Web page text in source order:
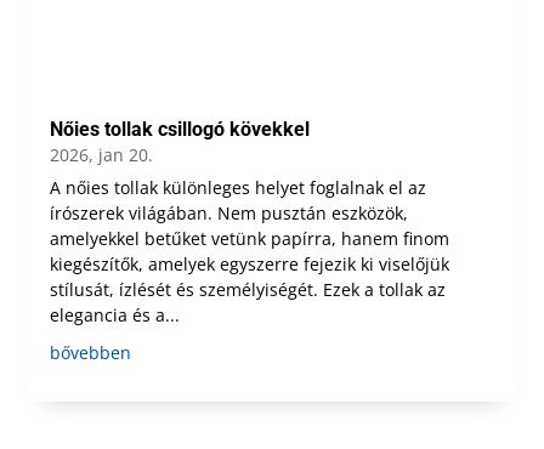
Nőies tollak csillogó kövekkel
2026, jan 20.
A nőies tollak különleges helyet foglalnak el az
írószerek világában. Nem pusztán eszközök,
amelyekkel betűket vetünk papírra, hanem finom
kiegészítők, amelyek egyszerre fejezik ki viselőjük
stílusát, ízlését és személyiségét. Ezek a tollak az
elegancia és a...
bővebben